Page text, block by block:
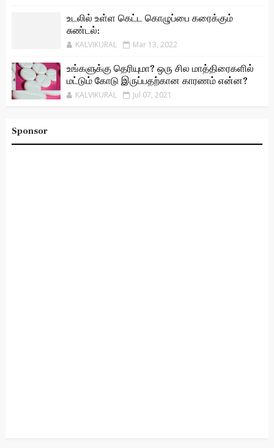
உடலில் உள்ள கெட்ட கொழுப்பை கரைக்கும்
சுண்டல்:
KALVIKURAL Mar 13, 2022
உங்களுக்கு தெரியுமா? ஒரு சில மாத்திரைகளில்
மட்டும் கோடு இருப்பதற்கான காரணம் என்ன?
KALVIKURAL Jul 07, 2021
Sponsor